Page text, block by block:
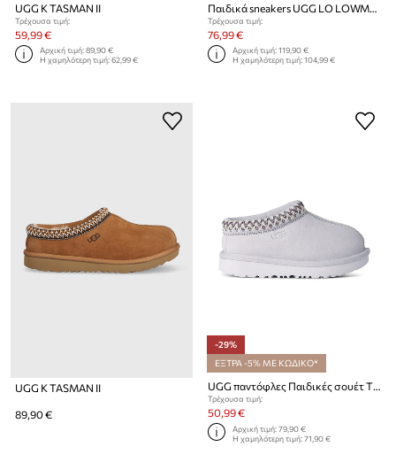
UGG K TASMAN II
Τρέχουσα τιμή:
59,99 €
Αρχική τιμή:89,90 €
Η χαμηλότερη τιμή:62,99 €
Τρέχουσα τιμή:
76,99 €
Αρχική τιμή:119,90 €
Η χαμηλότερη τιμή:104,99 €
UGG K TASMAN II
89,90 €
-29%
ΕΞΤΡΑ -5% ΜΕ ΚΩΔΙΚΟ*
UGG παντόφλες Παιδικές σουέτ T TASMAN II
Τρέχουσα τιμή:
50,99 €
Αρχική τιμή:79,90 €
Η χαμηλότερη τιμή:71,90 €